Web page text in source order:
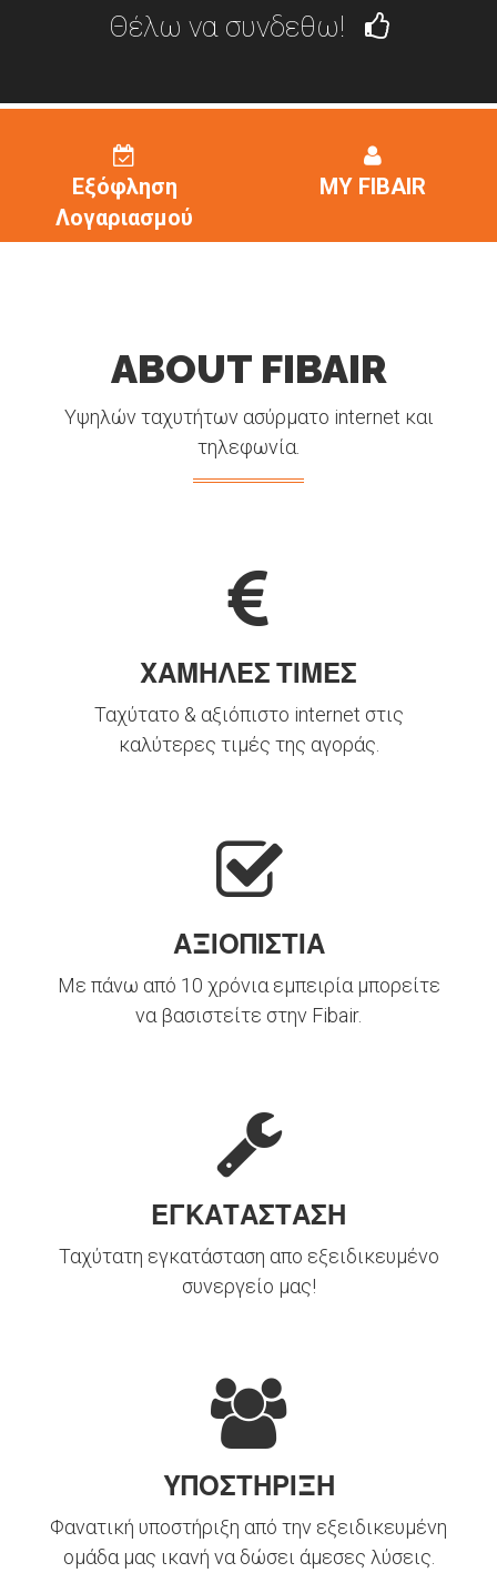
Θέλω να συνδεθω!
Εξόφληση
Λογαριασμού
MY FIBAIR
ABOUT FIBAIR
Υψηλών ταχυτήτων ασύρματο internet και
τηλεφωνία.
ΧΑΜΗΛΕΣ ΤΙΜΕΣ
Ταχύτατο & αξιόπιστο internet στις
καλύτερες τιμές της αγοράς.
ΑΞΙΟΠΙΣΤΙΑ
Με πάνω από 10 χρόνια εμπειρία μπορείτε
να βασιστείτε στην Fibair.
ΕΓΚΑΤΑΣΤΑΣΗ
Ταχύτατη εγκατάσταση απο εξειδικευμένο
συνεργείο μας!
ΥΠΟΣΤΗΡΙΞΗ
Φανατική υποστήριξη από την εξειδικευμένη
ομάδα μας ικανή να δώσει άμεσες λύσεις.